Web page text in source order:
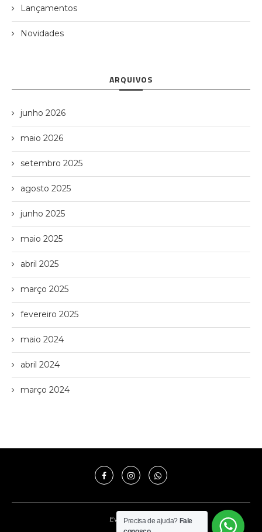
Lançamentos
Novidades
ARQUIVOS
junho 2026
maio 2026
setembro 2025
agosto 2025
junho 2025
maio 2025
abril 2025
março 2025
fevereiro 2025
maio 2024
abril 2024
março 2024
Evo Imóveis
Precisa de ajuda? Fale